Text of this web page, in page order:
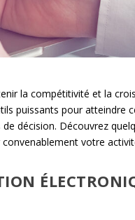
la compétitivité et la
puissants pour atteindre
décision. Découvrez
votre